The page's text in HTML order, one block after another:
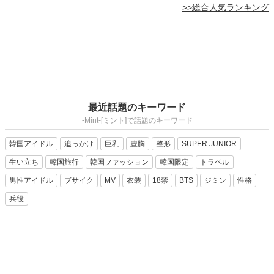
>>総合人気ランキング
最近話題のキーワード
-Mint-[ミント]で話題のキーワード
韓国アイドル 追っかけ 巨乳 豊胸 整形 SUPER JUNIOR
生い立ち 韓国旅行 韓国ファッション 韓国限定 トラベル
男性アイドル ブサイク MV 衣装 18禁 BTS ジミン 性格
兵役